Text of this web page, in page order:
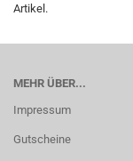
Artikel.
MEHR ÜBER...
Impressum
Gutscheine